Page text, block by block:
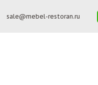
sale@mebel-restoran.ru